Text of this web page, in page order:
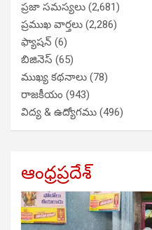
ప్రజా సమస్యలు (2,681)
ప్రముఖ వార్తలు (2,286)
ఫ్యాషన్ (6)
బిజినెస్ (65)
ముఖ్య కథనాలు (78)
రాజకీయం (943)
విద్య & ఉద్యోగము (496)
ఆంధ్రప్రదేశ్